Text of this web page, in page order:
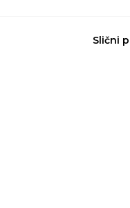
Slični